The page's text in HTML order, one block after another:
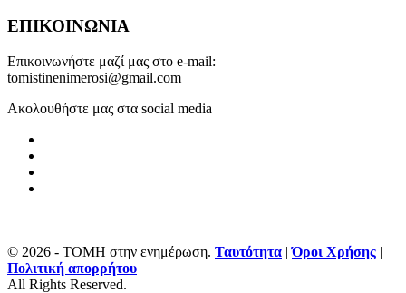
ΕΠΙΚΟΙΝΩΝΙΑ
Επικοινωνήστε μαζί μας στο e-mail:
tomistinenimerosi@gmail.com
Ακολουθήστε μας στα social media
© 2026 - ΤΟΜΗ στην ενημέρωση. Ταυτότητα |Όροι Χρήσης |
Πολιτική απορρήτου
All Rights Reserved.